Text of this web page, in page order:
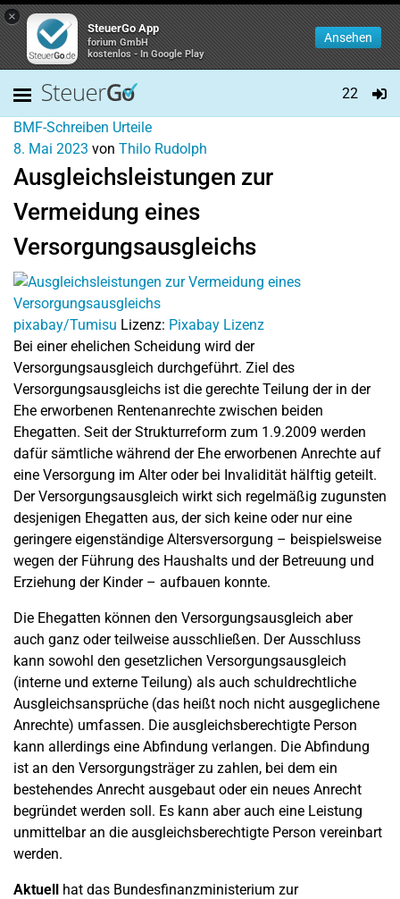
×
SteuerGo App
forium GmbH
kostenlos - In Google Play
Ansehen
22
BMF-Schreiben Urteile
8. Mai 2023 von Thilo Rudolph
Ausgleichsleistungen zur
Vermeidung eines
Versorgungsausgleichs
pixabay/Tumisu Lizenz: Pixabay Lizenz
Bei einer ehelichen Scheidung wird der
Versorgungsausgleich durchgeführt. Ziel des
Versorgungsausgleichs ist die gerechte Teilung der in der
Ehe erworbenen Rentenanrechte zwischen beiden
Ehegatten. Seit der Strukturreform zum 1.9.2009 werden
dafür sämtliche während der Ehe erworbenen Anrechte auf
eine Versorgung im Alter oder bei Invalidität hälftig geteilt.
Der Versorgungsausgleich wirkt sich regelmäßig zugunsten
desjenigen Ehegatten aus, der sich keine oder nur eine
geringere eigenständige Altersversorgung – beispielsweise
wegen der Führung des Haushalts und der Betreuung und
Erziehung der Kinder – aufbauen konnte.
Die Ehegatten können den Versorgungsausgleich aber
auch ganz oder teilweise ausschließen. Der Ausschluss
kann sowohl den gesetzlichen Versorgungsausgleich
(interne und externe Teilung) als auch schuldrechtliche
Ausgleichsansprüche (das heißt noch nicht ausgeglichene
Anrechte) umfassen. Die ausgleichsberechtigte Person
kann allerdings eine Abfindung verlangen. Die Abfindung
ist an den Versorgungsträger zu zahlen, bei dem ein
bestehendes Anrecht ausgebaut oder ein neues Anrecht
begründet werden soll. Es kann aber auch eine Leistung
unmittelbar an die ausgleichsberechtigte Person vereinbart
werden.
Aktuell hat das Bundesfinanzministerium zur